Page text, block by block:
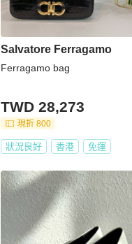
Salvatore Ferragamo
Ferragamo bag
TWD 28,273
現折 800
狀況良好 香港 免運